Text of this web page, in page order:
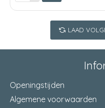
LAAD
Openingstijden
Algemene voorwaarden